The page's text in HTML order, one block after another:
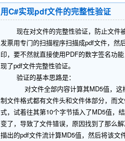
用C#实现pdf文件的完整性验证
现在对文件的完整性验证，防止文件被
发票用专门的扫描程序扫描成pdf文件，然
印，要不然就直接使用PDF的数字签名功
现了pdf文件完整性验证。
验证的基本思路是：
对文件全部内容计算其MD5值，这样无
制文件格式都有文件头和文件体部分，而
式，试着往其第10个字节插入了MD5值，
变了，导致了文件错误，原因找到了那么
描出的pdf文件流计算MD5值，然后将该文